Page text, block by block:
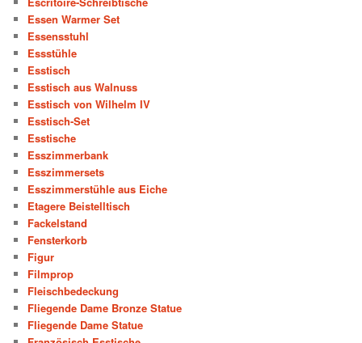
Essen Warmer Set
Essensstuhl
Essstühle
Esstisch
Esstisch aus Walnuss
Esstisch von Wilhelm IV
Esstisch-Set
Esstische
Esszimmerbank
Esszimmersets
Esszimmerstühle aus Eiche
Etagere Beistelltisch
Fackelstand
Fensterkorb
Figur
Filmprop
Fleischbedeckung
Fliegende Dame Bronze Statue
Fliegende Dame Statue